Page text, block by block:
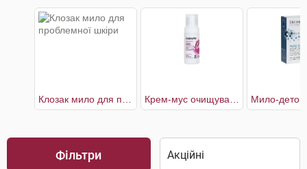
Фільтри